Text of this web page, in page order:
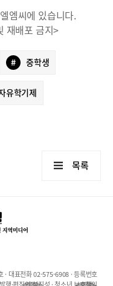
엠씨에 있습니다.
재배포 금지>
# 중학생
유학기제
목록
· 대표전화 02-575-6908 · 등록번호